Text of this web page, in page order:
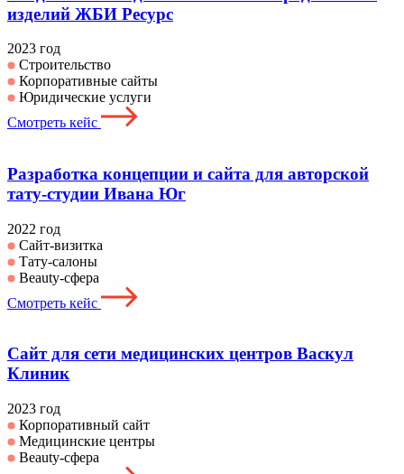
изделий ЖБИ Ресурс
2023 год
Строительство
Корпоративные сайты
Юридические услуги
Смотреть кейс
Разработка концепции и сайта для авторской
тату-студии Ивана Юг
2022 год
Сайт-визитка
Тату-салоны
Beauty-сфера
Смотреть кейс
Сайт для сети медицинских центров Васкул
Клиник
2023 год
Корпоративный сайт
Медицинские центры
Beauty-сфера